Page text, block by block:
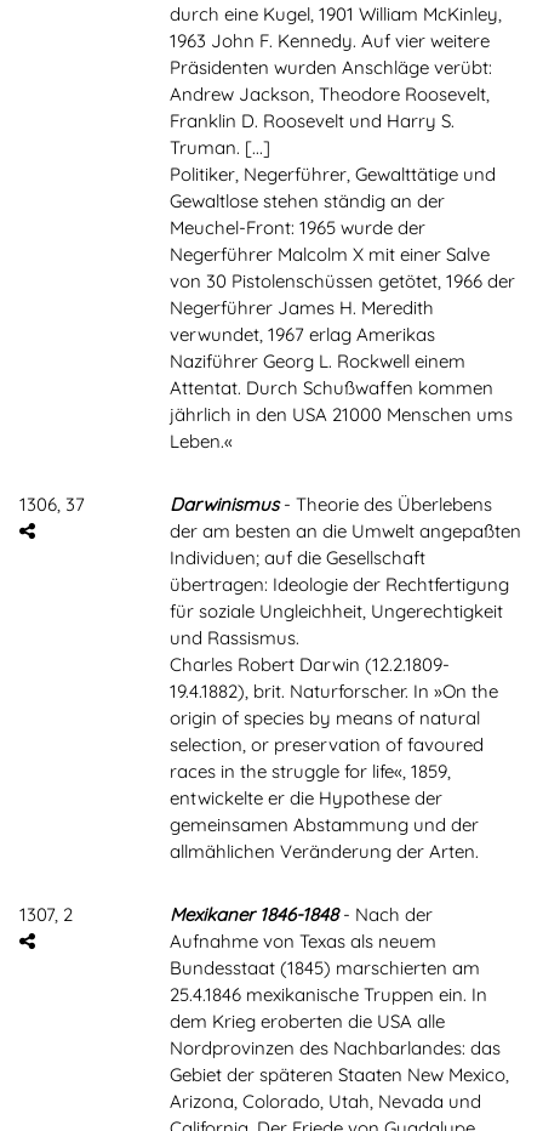
durch eine Kugel, 1901 William McKinley,
1963 John F. Kennedy. Auf vier weitere
Präsidenten wurden Anschläge verübt:
Andrew Jackson, Theodore Roosevelt,
Franklin D. Roosevelt und Harry S.
Truman. [...]
Politiker, Negerführer, Gewalttätige und
Gewaltlose stehen ständig an der
Meuchel-Front: 1965 wurde der
Negerführer Malcolm X mit einer Salve
von 30 Pistolenschüssen getötet, 1966 der
Negerführer James H. Meredith
verwundet, 1967 erlag Amerikas
Naziführer Georg L. Rockwell einem
Attentat. Durch Schußwaffen kommen
jährlich in den USA 21000 Menschen ums
Leben.«
1306, 37 Darwinismus- Theorie des Überlebens
der am besten an die Umwelt angepaßten
Individuen; auf die Gesellschaft
übertragen: Ideologie der Rechtfertigung
für soziale Ungleichheit, Ungerechtigkeit
und Rassismus.
Charles Robert Darwin (12.2.1809-
19.4.1882), brit. Naturforscher. In »On the
origin of species by means of natural
selection, or preservation of favoured
races in the struggle for life«, 1859,
entwickelte er die Hypothese der
gemeinsamen Abstammung und der
allmählichen Veränderung der Arten.
1307, 2 Mexikaner 1846-1848- Nach der
Aufnahme von Texas als neuem
Bundesstaat (1845) marschierten am
25.4.1846 mexikanische Truppen ein. In
dem Krieg eroberten die USA alle
Nordprovinzen des Nachbarlandes: das
Gebiet der späteren Staaten New Mexico,
Arizona, Colorado, Utah, Nevada und